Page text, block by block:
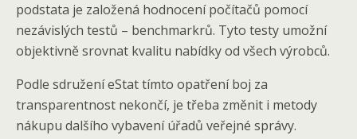
podstata je založená hodnocení počítačů pomocí
nezávislých testů – benchmarkrů. Tyto testy umožní
objektivně srovnat kvalitu nabídky od všech výrobců.
Podle sdružení eStat tímto opatření boj za
transparentnost nekončí, je třeba změnit i metody
nákupu dalšího vybavení úřadů veřejné správy.